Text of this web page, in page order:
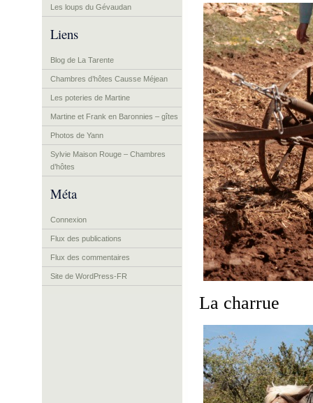
Les loups du Gévaudan
Liens
Blog de La Tarente
Chambres d’hôtes Causse Méjean
Les poteries de Martine
Martine et Frank en Baronnies – gîtes
Photos de Yann
Sylvie Maison Rouge – Chambres
d’hôtes
Méta
Connexion
Flux des publications
Flux des commentaires
Site de WordPress-FR
La charrue